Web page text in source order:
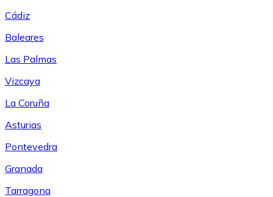
Cádiz
Baleares
Las Palmas
Vizcaya
La Coruña
Asturias
Pontevedra
Granada
Tarragona